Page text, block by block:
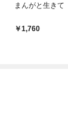
まんがと生きて
1,760